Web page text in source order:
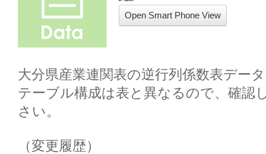
Open Smart Phone View
大分県産業連関表の逆行列係数表デー
テーブル構成は表と異なるので、確認
さい。
（変更履歴）